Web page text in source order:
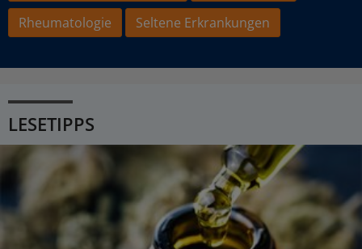
Rheumatologie
Seltene Erkrankungen
LESETIPPS